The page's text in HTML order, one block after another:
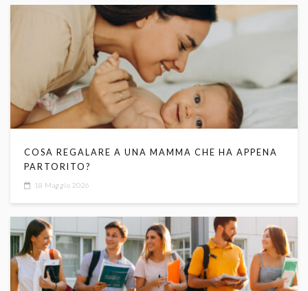
COSA REGALARE A UNA MAMMA CHE HA APPENA
PARTORITO?
18 Maggio 2026